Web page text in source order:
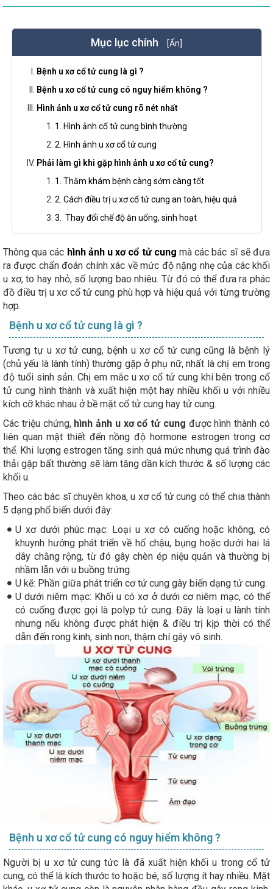
Mục lục chính [Ẩn]
Bệnh u xơ cổ tử cung là gì ?
Bệnh u xơ cổ tử cung có nguy hiểm không ?
Hình ảnh u xơ cổ tử cung rõ nét nhất
1. Hình ảnh cổ tử cung bình thường
2. Hình ảnh u xơ cổ tử cung
Phải làm gì khi gặp hình ảnh u xơ cổ tử cung?
1. Thăm khám bệnh càng sớm càng tốt
2. Cách điều trị u xơ cổ tử cung an toàn, hiệu quả
3. Thay đổi chế độ ăn uống, sinh hoạt
Thông qua các hình ảnh u xơ cổ tử cung mà các bác sĩ sẽ đưa
ra được chẩn đoán chính xác về mức độ nặng nhẹ của các khối
u xơ, to hay nhỏ, số lượng bao nhiêu. Từ đó có thể đưa ra phác
đồ điều trị u xơ cổ tử cung phù hợp và hiệu quả với từng trường
hợp.
Bệnh u xơ cổ tử cung là gì ?
Tương tự u xơ tử cung, bệnh u xơ cổ tử cung cũng là bệnh lý
(chủ yếu là lành tính) thường gặp ở phụ nữ, nhất là chị em trong
độ tuổi sinh sản. Chị em mắc u xơ cổ tử cung khi bên trong cổ
tử cung hình thành và xuất hiện một hay nhiều khối u với nhiều
kích cỡ khác nhau ở bề mặt cổ tử cung hay tử cung.
Các triệu chứng, hình ảnh u xơ cổ tử cung được hình thành có
liên quan mật thiết đến nồng độ hormone estrogen trong cơ
thể. Khi lượng estrogen tăng sinh quá mức nhưng quá trình đào
thải gặp bất thường sẽ làm tăng dần kích thước & số lượng các
khối u.
Theo các bác sĩ chuyên khoa, u xơ cổ tử cung có thể chia thành
5 dạng phổ biến dưới đây:
U xơ dưới phúc mạc: Loại u xơ có cuống hoặc không, có
khuynh hướng phát triển về hố chậu, bụng hoặc dưới hai lá
dây chằng rộng, từ đó gây chèn ép niệu quản và thường bị
nhầm lẫn với u buồng trứng.
U kẽ: Phần giữa phát triển cơ tử cung gây biến dạng tử cung.
U dưới niêm mạc: Khối u có xơ ở dưới cơ niêm mạc, có thể
có cuống được gọi là polyp tử cung. Đây là loại u lành tính
nhưng nếu không được phát hiện & điều trị kịp thời có thể
dẫn đến rong kinh, sinh non, thậm chí gây vô sinh.
Bệnh u xơ cổ tử cung có nguy hiểm không ?
Người bị u xơ tử cung tức là đã xuất hiện khối u trong cổ tử
cung, có thể là kích thước to hoặc bé, số lượng ít hay nhiều. Mặt